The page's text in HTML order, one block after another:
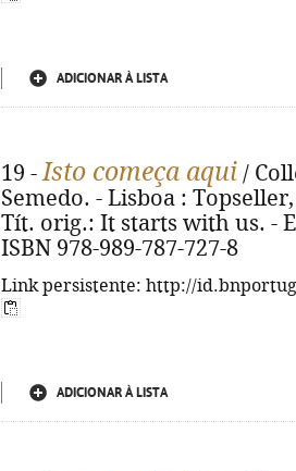
ADICIONAR À LISTA
19 -Isto começa aqui /
Semedo. - Lisboa :
Tít. orig.: It starts with us. -
ISBN 978-989-787-727-8
Link persistente: http://
ADICIONAR À LISTA